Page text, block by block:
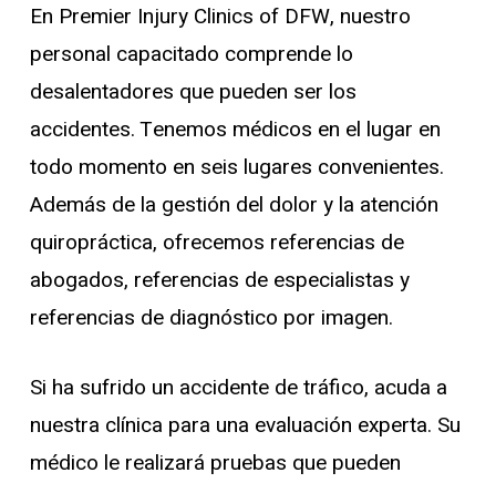
En Premier Injury Clinics of DFW, nuestro
personal capacitado comprende lo
desalentadores que pueden ser los
accidentes. Tenemos médicos en el lugar en
todo momento en seis lugares convenientes.
Además de la gestión del dolor y la atención
quiropráctica, ofrecemos referencias de
abogados, referencias de especialistas y
referencias de diagnóstico por imagen.
Si ha sufrido un accidente de tráfico, acuda a
nuestra clínica para una evaluación experta. Su
médico le realizará pruebas que pueden